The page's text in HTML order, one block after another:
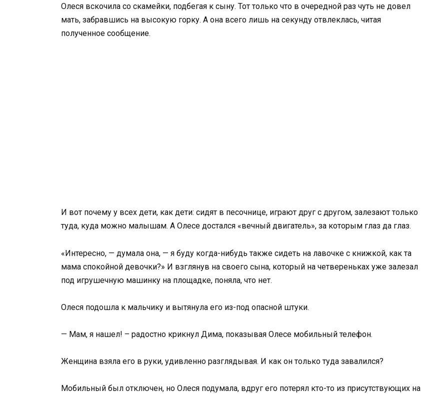
Олеся вскочила со скамейки, подбегая к сыну. Тот только что в очередной раз чуть не довел
мать, забравшись на высокую горку. А она всего лишь на секунду отвлеклась, читая
полученное сообщение.
И вот почему у всех дети, как дети: сидят в песочнице, играют друг с другом, залезают только
туда, куда можно малышам. А Олесе достался «вечный двигатель», за которым глаз да глаз.
«Интересно, — думала она, — я буду когда-нибудь также сидеть на лавочке с книжкой, как та
мама спокойной девочки?» И взглянув на своего сына, который на четвереньках уже залезал
под игрушечную машинку на площадке, поняла, что нет.
Олеся подошла к мальчику и вытянула его из-под опасной штуки.
— Мам, я нашел! – радостно крикнул Дима, показывая Олесе мобильный телефон.
Женщина взяла его в руки, удивленно разглядывая. И как он только туда завалился?
Мобильный был отключен, но Олеся подумала, вдруг его потерял кто-то из присутствующих на